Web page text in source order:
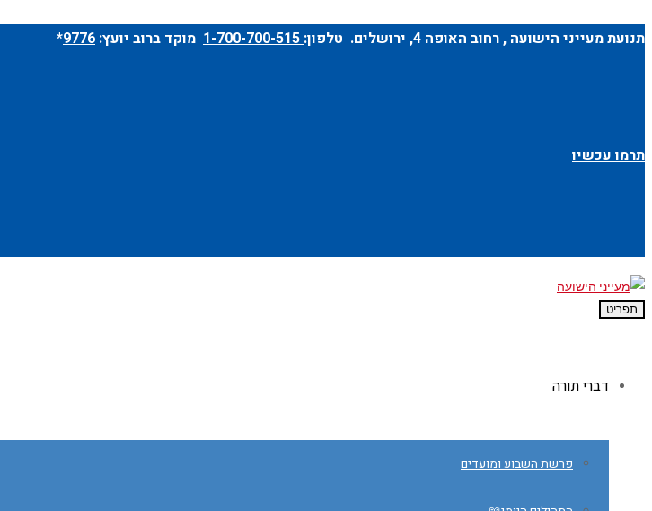
תנועת מעייני הישועה ,רחוב האופה 4 , ירושלים. טלפון: מוקד ברוב יועץ: 9776
*
תרמו עכשיו
תפריט
דברי תורה
פרשת השבוע ומועדים